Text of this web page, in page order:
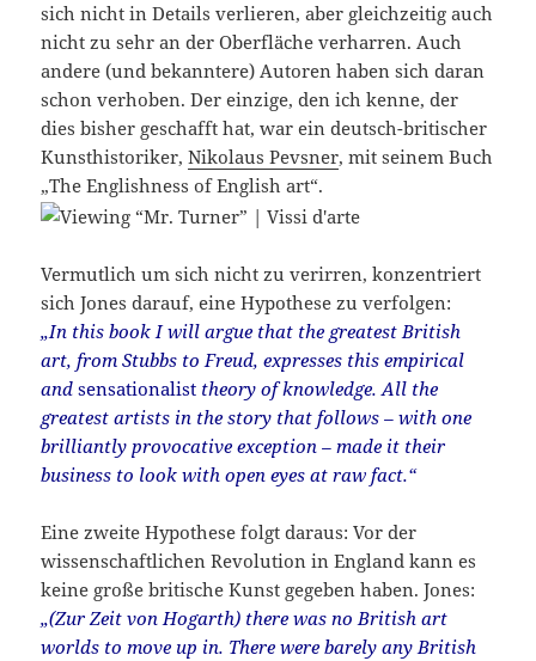
sich nicht in Details verlieren, aber gleichzeitig auch
nicht zu sehr an der Oberfläche verharren. Auch
andere (und bekanntere) Autoren haben sich daran
schon verhoben. Der einzige, den ich kenne, der
dies bisher geschafft hat, war ein deutsch-britischer
Kunsthistoriker,Nikolaus Pevsner, mit seinem Buch
„The Englishness of English art“.
Vermutlich um sich nicht zu verirren, konzentriert
sich Jones darauf, eine Hypothese zu verfolgen:
„In this book I will argue that the greatest British
art, from Stubbs to Freud, expresses this empirical
andsensationalist theory of knowledge. All the
greatest artists in the story that follows – with one
brilliantly provocative exception – made it their
business to look with open eyes at raw fact.“
Eine zweite Hypothese folgt daraus: Vor der
wissenschaftlichen Revolution in England kann es
keine große britische Kunst gegeben haben. Jones:
„(Zur Zeit von Hogarth) there was no British art
worlds to move up in. There were barely any British